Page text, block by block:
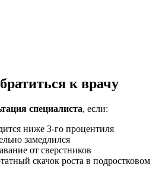
к врачу
специалиста, если:
ниже 3-го процентиля
замедлился
от сверстников
скачок роста в подростковом